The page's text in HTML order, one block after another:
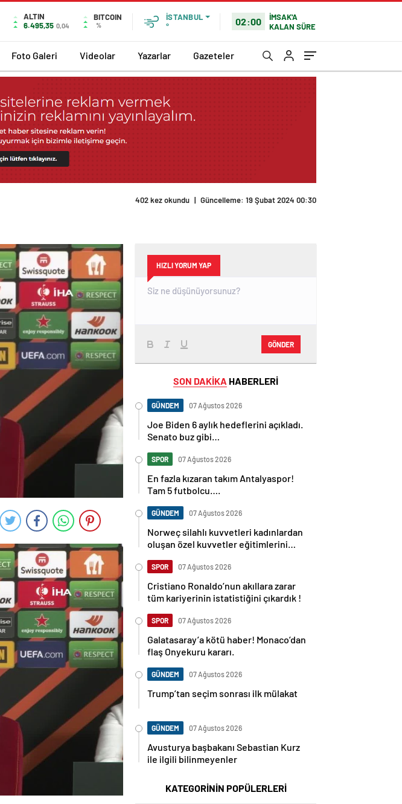
ALTIN
6.495,35 0,04
BITCOIN
%
İSTANBUL
°
02:00
İMSAK'A
KALAN SÜRE
Foto Galeri Videolar Yazarlar Gazeteler
HIZLI YORUM YAP
GÖNDER
SON DAKİKA HABERLERİ
GÜNDEM 07 Ağustos 2026
Joe Biden 6 aylık hedeflerini açıkladı.
Senato buz gibi…
SPOR 07 Ağustos 2026
En fazla kızaran takım Antalyaspor!
Tam 5 futbolcu….
GÜNDEM 07 Ağustos 2026
Norweç silahlı kuvvetleri kadınlardan
oluşan özel kuvvetler eğitimlerini
SPOR 07 Ağustos 2026
Cristiano Ronaldo’nun akıllara zarar
tüm kariyerinin istatistiğini çıkardık !
SPOR 07 Ağustos 2026
Galatasaray’a kötü haber! Monaco’dan
flaş Onyekuru kararı.
GÜNDEM 07 Ağustos 2026
Trump’tan seçim sonrası ilk mülakat
GÜNDEM 07 Ağustos 2026
Avusturya başbakanı Sebastian Kurz
ile ilgili bilinmeyenler
KATEGORİNİN POPÜLERLERİ